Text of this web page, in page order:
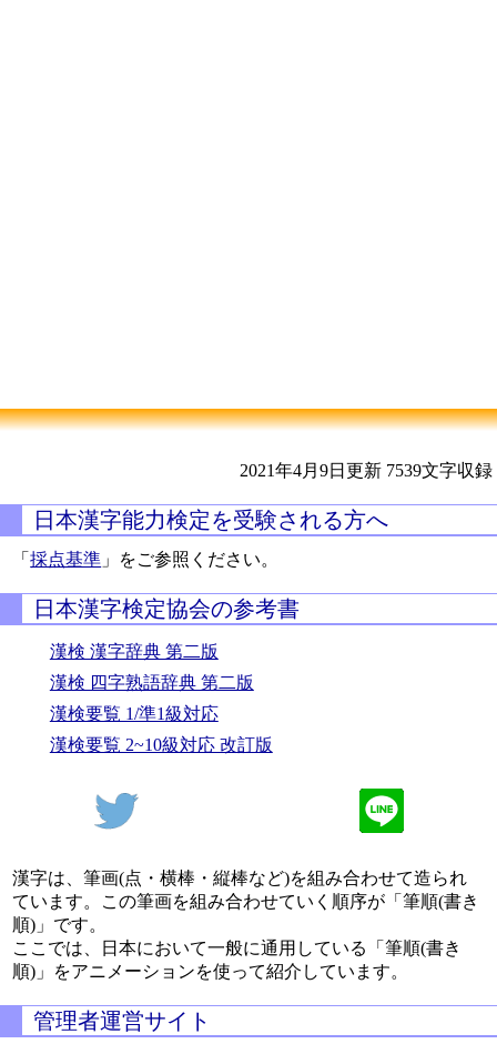
2021年4月9日更新 7539文字収録
日本漢字能力検定を受験される方へ
「採点基準 」をご参照ください。
日本漢字検定協会の参考書
漢検 漢字辞典 第二版
漢検 四字熟語辞典 第二版
漢検要覧 1/準1級対応
漢検要覧 2~10級対応 改訂版
漢字は、筆画(点・横棒・縦棒など)を組み合わせて造られ
ています。この筆画を組み合わせていく順序が「筆順(書き
順)」です。
ここでは、日本において一般に通用している「筆順(書き
順)」をアニメーションを使って紹介しています。
管理者運営サイト